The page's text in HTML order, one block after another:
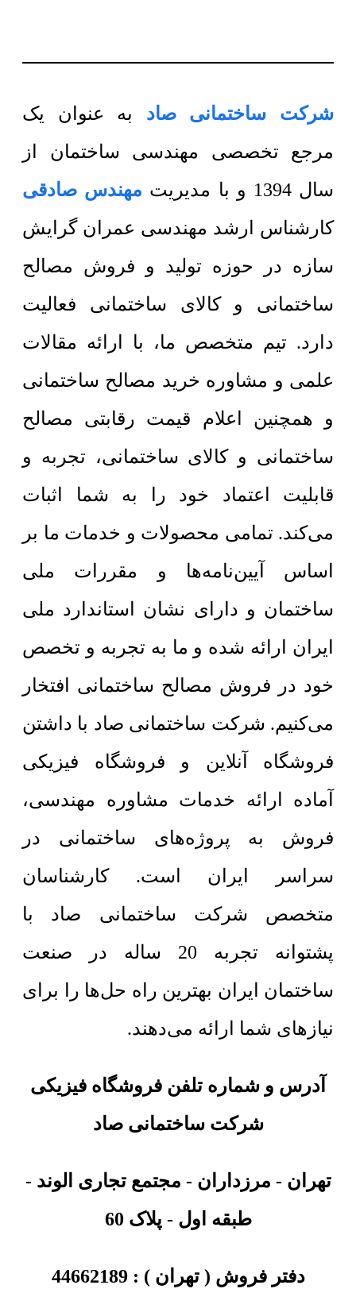
شرکت ساختمانی صاد به عنوان یک
مرجع تخصصی مهندسی ساختمان از
سال 1394 و با مدیریت
مهندس صادقی
کارشناس ارشد مهندسی عمران گرایش
سازه در حوزه تولید و فروش مصالح
ساختمانی و کالای ساختمانی فعالیت
دارد. تیم متخصص ما، با ارائه مقالات
علمی و مشاوره خرید مصالح ساختمانی
و همچنین اعلام قیمت رقابتی مصالح
ساختمانی و کالای ساختمانی، تجربه و
قابلیت اعتماد خود را به شما اثبات
می‌کند. تمامی محصولات و خدمات ما بر
اساس آیین‌نامه‌ها و مقررات ملی
ساختمان و دارای نشان استاندارد ملی
ایران ارائه شده و ما به تجربه و تخصص
خود در فروش مصالح ساختمانی افتخار
می‌کنیم. شرکت ساختمانی صاد با داشتن
فروشگاه آنلاین و فروشگاه فیزیکی
آماده ارائه خدمات مشاوره مهندسی،
فروش به پروژه‌های ساختمانی در
سراسر ایران است. کارشناسان
متخصص شرکت ساختمانی صاد با
پشتوانه تجربه 20 ساله در صنعت
ساختمان ایران بهترین راه حل‌ها را برای
نیازهای شما ارائه می‌دهند.
آدرس و شماره تلفن فروشگاه فیزیکی
شرکت ساختمانی صاد
تهران - مرزداران - مجتمع تجاری الوند -
طبقه اول - پلاک 60
دفتر فروش ( تهران ) :44662189